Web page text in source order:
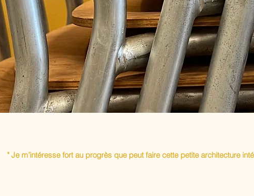
" Je m’intéresse fort au progrès que peut faire cette petite architecture